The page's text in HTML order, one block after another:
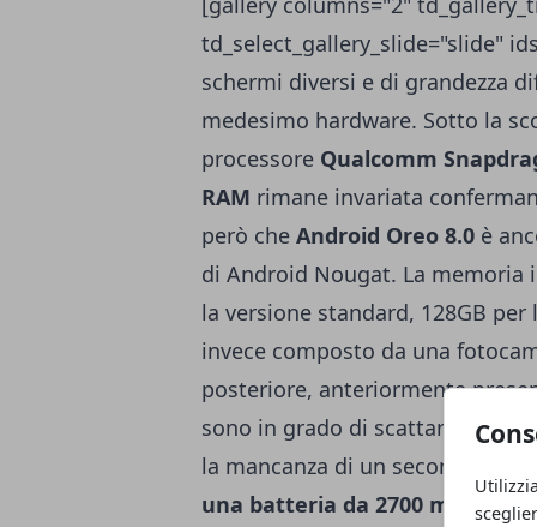
td_select_gallery_slide="slide"
schermi diversi e di grandezza
medesimo hardware. Sotto la
processore Qualcomm
RAM rimane invariata
però che Android Oreo 8.0 è
di Android Nougat. La memoria
la versione standard, 128GB
invece composto da una
posteriore, anteriormente
sono in grado di scattare foto
la mancanza di un secondo
una batteria da 2700 mAh, ma